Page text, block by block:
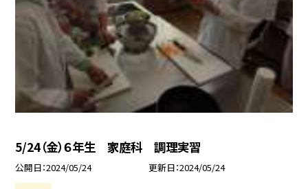
5/24（金）６年生 家庭科 調理実習
公開日 2024/05/24 更新日 2024/05/24